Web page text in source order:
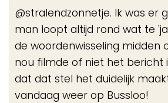
@stralendzonnetje. Ik was er
man loopt altijd rond wat te
de woordenwisseling midden
nou filmde of niet het bericht
dat dat stel het duidelijk
vandaag weer op Bussloo!